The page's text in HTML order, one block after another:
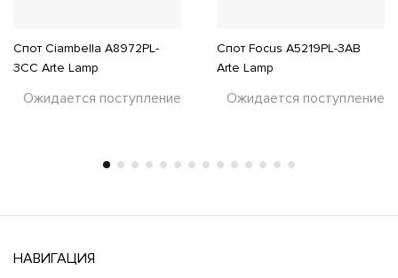
Спот Ciambella A8972PL-
3CC Arte Lamp
Ожидается поступление
Спот Focus A5219PL-3AB
Arte Lamp
Ожидается поступление
НАВИГАЦИЯ